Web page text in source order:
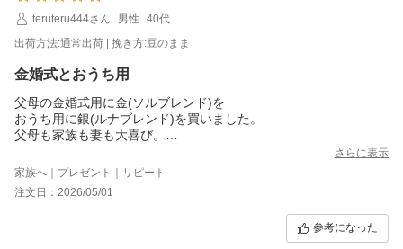
teruteru444さん
男性
40代
出荷方法:通常出荷 | 挽き方:豆のまま
金婚式とおうち用
父母の金婚式用に金(ソルブレンド)を
おうち用に銀(ルナブレンド)を買いました。
父母も家族も妻も大喜び。
さらに表示
家族へ｜プレゼント｜リピート
注文日：2026/05/01
参考になった